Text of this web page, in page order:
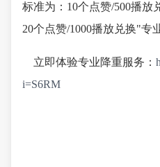
标准为：10个点赞/500播放
20个点赞/1000播放兑换"专
立即体验专业降重服务：
i=S6RM